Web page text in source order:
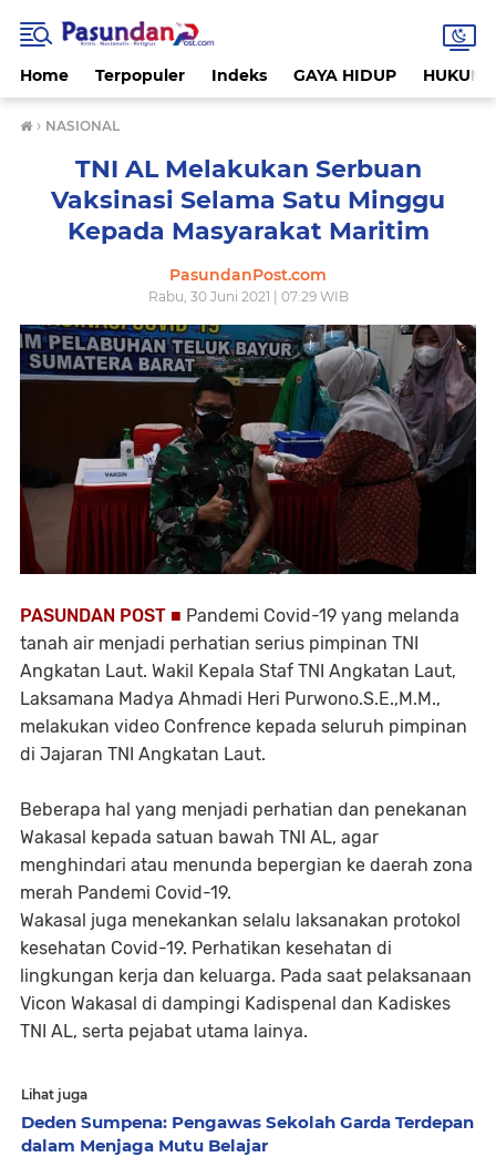
Home Terpopuler Indeks GAYA HIDUP HUKUM
› NASIONAL
TNI AL Melakukan Serbuan
Vaksinasi Selama Satu Minggu
Kepada Masyarakat Maritim
PasundanPost.com
Rabu, 30 Juni 2021 | 07:29 WIB
PASUNDAN POST ■ Pandemi Covid-19 yang melanda
tanah air menjadi perhatian serius pimpinan TNI
Angkatan Laut. Wakil Kepala Staf TNI Angkatan Laut,
Laksamana Madya Ahmadi Heri Purwono.S.E.,M.M.,
melakukan video Confrence kepada seluruh pimpinan
di Jajaran TNI Angkatan Laut.
Beberapa hal yang menjadi perhatian dan penekanan
Wakasal kepada satuan bawah TNI AL, agar
menghindari atau menunda bepergian ke daerah zona
merah Pandemi Covid-19.
Wakasal juga menekankan selalu laksanakan protokol
kesehatan Covid-19. Perhatikan kesehatan di
lingkungan kerja dan keluarga. Pada saat pelaksanaan
Vicon Wakasal di dampingi Kadispenal dan Kadiskes
TNI AL, serta pejabat utama lainya.
Lihat juga
Deden Sumpena: Pengawas Sekolah Garda Terdepan
dalam Menjaga Mutu Belajar